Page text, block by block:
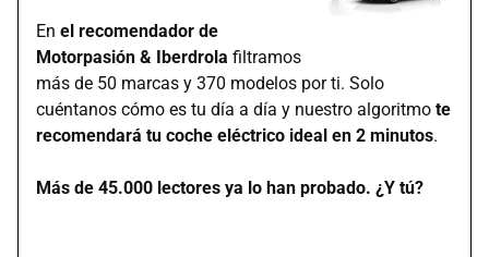
En el recomendador de
Motorpasión & Iberdrola filtramos
más de 50 marcas y 370 modelos por ti. Solo
cuéntanos cómo es tu día a día y nuestro algoritmo te
recomendará tu coche eléctrico ideal en 2 minutos.
Más de 45.000 lectores ya lo han probado. ¿Y tú?